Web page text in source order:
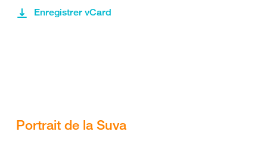
Enregistrer vCard
Portrait de la Suva